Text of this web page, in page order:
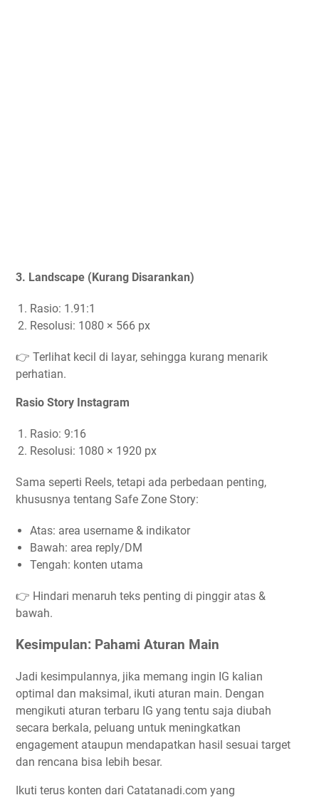
3. Landscape (Kurang Disarankan)
Rasio: 1.91:1
Resolusi: 1080 × 566 px
👉 Terlihat kecil di layar, sehingga kurang menarik
perhatian.
Rasio Story Instagram
Rasio: 9:16
Resolusi: 1080 × 1920 px
Sama seperti Reels, tetapi ada perbedaan penting,
khususnya tentang Safe Zone Story:
Atas: area username & indikator
Bawah: area reply/DM
Tengah: konten utama
👉 Hindari menaruh teks penting di pinggir atas &
bawah.
Kesimpulan: Pahami Aturan Main
Jadi kesimpulannya, jika memang ingin IG kalian
optimal dan maksimal, ikuti aturan main. Dengan
mengikuti aturan terbaru IG yang tentu saja diubah
secara berkala, peluang untuk meningkatkan
engagement ataupun mendapatkan hasil sesuai target
dan rencana bisa lebih besar.
Ikuti terus konten dari Catatanadi.com yang